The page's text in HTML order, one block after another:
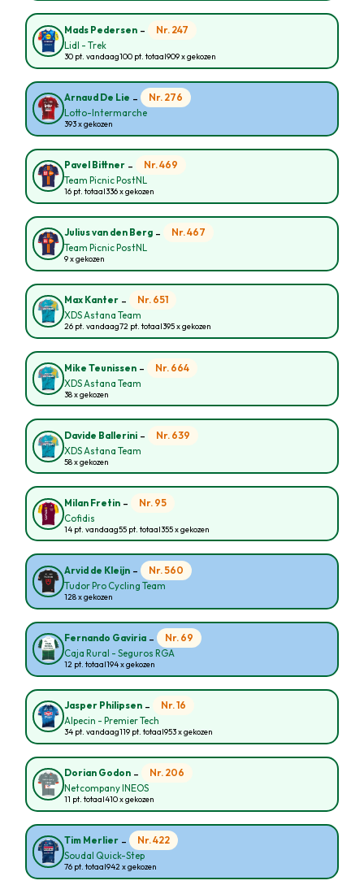
Mads Pedersen - Nr. 247
Lidl - Trek
30 pt. vandaag100 pt. totaal909 x gekozen
Arnaud De Lie - Nr. 276
Lotto-Intermarche
393 x gekozen
Pavel Bittner - Nr. 469
Team Picnic PostNL
16 pt. totaal336 x gekozen
Julius van den Berg - Nr. 467
Team Picnic PostNL
9 x gekozen
Max Kanter - Nr. 651
XDS Astana Team
26 pt. vandaag72 pt. totaal395 x gekozen
Mike Teunissen - Nr. 664
XDS Astana Team
38 x gekozen
Davide Ballerini - Nr. 639
XDS Astana Team
58 x gekozen
Milan Fretin - Nr. 95
Cofidis
14 pt. vandaag55 pt. totaal355 x gekozen
Arvid de Kleijn - Nr. 560
Tudor Pro Cycling Team
128 x gekozen
Fernando Gaviria - Nr. 69
Caja Rural - Seguros RGA
12 pt. totaal194 x gekozen
Jasper Philipsen - Nr. 16
Alpecin - Premier Tech
34 pt. vandaag119 pt. totaal953 x gekozen
Dorian Godon - Nr. 206
Netcompany INEOS
11 pt. totaal410 x gekozen
Tim Merlier - Nr. 422
Soudal Quick-Step
76 pt. totaal942 x gekozen